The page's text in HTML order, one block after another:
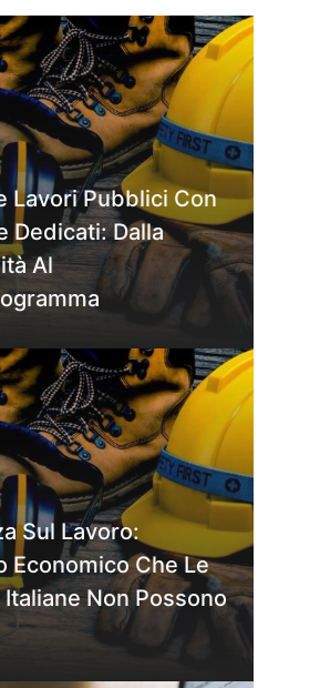
Lavori Pubblici Con
Dedicati: Dalla
Al
Sul Lavoro:
Economico Che Le
Non Possono